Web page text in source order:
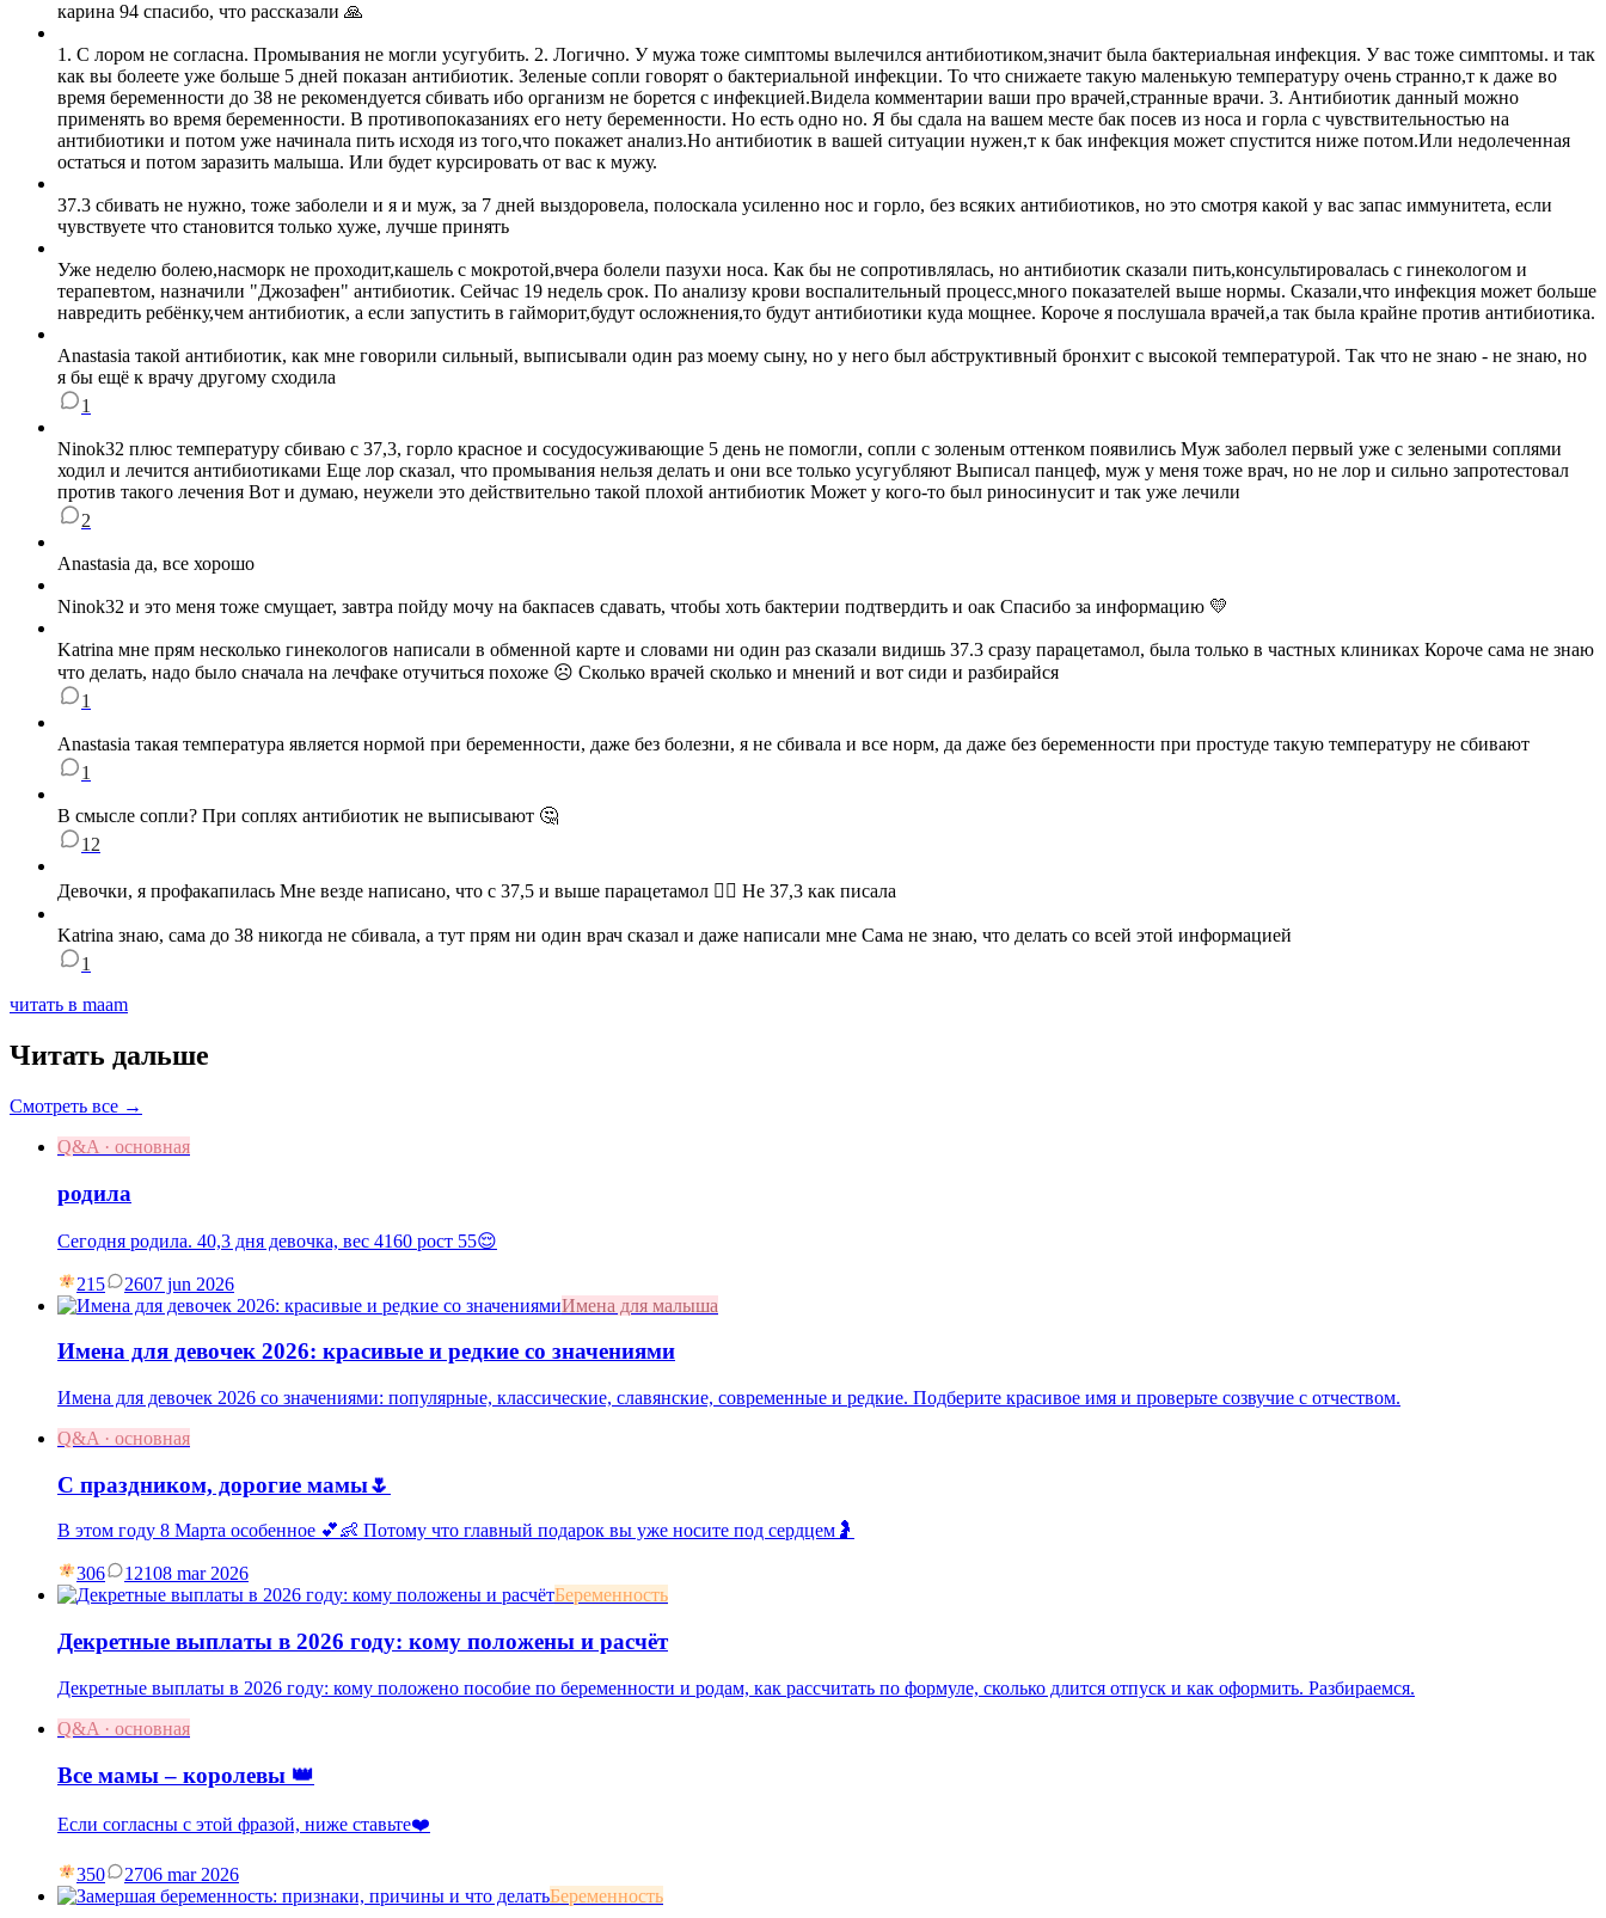
карина 94 спасибо, что рассказали 🙏
1. С лором не согласна. Промывания не могли усугубить. 2. Логично. У мужа тоже симптомы вылечился антибиотиком,значит была бактериальная инфекция. У вас тоже симптомы. и так
как вы болеете уже больше 5 дней показан антибиотик. Зеленые сопли говорят о бактериальной инфекции. То что снижаете такую маленькую температуру очень странно,т к даже во
время беременности до 38 не рекомендуется сбивать ибо организм не борется с инфекцией.Видела комментарии ваши про врачей,странные врачи. 3. Антибиотик данный можно
применять во время беременности. В противопоказаниях его нету беременности. Но есть одно но. Я бы сдала на вашем месте бак посев из носа и горла с чувствительностью на
антибиотики и потом уже начинала пить исходя из того,что покажет анализ.Но антибиотик в вашей ситуации нужен,т к бак инфекция может спустится ниже потом.Или недолеченная
остаться и потом заразить малыша. Или будет курсировать от вас к мужу.
37.3 сбивать не нужно, тоже заболели и я и муж, за 7 дней выздоровела, полоскала усиленно нос и горло, без всяких антибиотиков, но это смотря какой у вас запас иммунитета, если
чувствуете что становится только хуже, лучше принять
Уже неделю болею,насморк не проходит,кашель с мокротой,вчера болели пазухи носа. Как бы не сопротивлялась, но антибиотик сказали пить,консультировалась с гинекологом и
терапевтом, назначили "Джозафен" антибиотик. Сейчас 19 недель срок. По анализу крови воспалительный процесс,много показателей выше нормы. Сказали,что инфекция может больше
навредить ребёнку,чем антибиотик, а если запустить в гайморит,будут осложнения,то будут антибиотики куда мощнее. Короче я послушала врачей,а так была крайне против антибиотика.
Anastasia такой антибиотик, как мне говорили сильный, выписывали один раз моему сыну, но у него был абструктивный бронхит с высокой температурой. Так что не знаю - не знаю, но
я бы ещё к врачу другому сходила
1
Ninok32 плюс температуру сбиваю с 37,3, горло красное и сосудосуживающие 5 день не помогли, сопли с золеным оттенком появились Муж заболел первый уже с зелеными соплями
ходил и лечится антибиотиками Еще лор сказал, что промывания нельзя делать и они все только усугубляют Выписал панцеф, муж у меня тоже врач, но не лор и сильно запротестовал
против такого лечения Вот и думаю, неужели это действительно такой плохой антибиотик Может у кого-то был риносинусит и так уже лечили
2
Anastasia да, все хорошо
Ninok32 и это меня тоже смущает, завтра пойду мочу на бакпасев сдавать, чтобы хоть бактерии подтвердить и оак Спасибо за информацию 💛
Katrina мне прям несколько гинекологов написали в обменной карте и словами ни один раз сказали видишь 37.3 сразу парацетамол, была только в частных клиниках Короче сама не знаю
что делать, надо было сначала на лечфаке отучиться похоже ☹️ Сколько врачей сколько и мнений и вот сиди и разбирайся
1
Anastasia такая температура является нормой при беременности, даже без болезни, я не сбивала и все норм, да даже без беременности при простуде такую температуру не сбивают
1
В смысле сопли? При соплях антибиотик не выписывают 🤔
12
Девочки, я профакапилась Мне везде написано, что с 37,5 и выше парацетамол 🤦‍♀️ Не 37,3 как писала
Katrina знаю, сама до 38 никогда не сбивала, а тут прям ни один врач сказал и даже написали мне Сама не знаю, что делать со всей этой информацией
1
читать в maam
Читать дальше
Смотреть все →
Q&A · основная
родила
Сегодня родила. 40,3 дня девочка, вес 4160 рост 55😌
215 2607 jun 2026
Имена для малыша
Имена для девочек 2026: красивые и редкие со значениями
Имена для девочек 2026 со значениями: популярные, классические, славянские, современные и редкие. Подберите красивое имя и проверьте созвучие с отчеством.
Q&A · основная
С праздником, дорогие мамы🌷
В этом году 8 Марта особенное 💕👶 Потому что главный подарок вы уже носите под сердцем🤰
306 12108 mar 2026
Беременность
Декретные выплаты в 2026 году: кому положены и расчёт
Декретные выплаты в 2026 году: кому положено пособие по беременности и родам, как рассчитать по формуле, сколько длится отпуск и как оформить. Разбираемся.
Q&A · основная
Все мамы – королевы 👑
Если согласны с этой фразой, ниже ставьте❤️
350 2706 mar 2026
Беременность